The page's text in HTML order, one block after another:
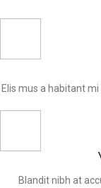
Elis mus a habitant
Blandit nibh at